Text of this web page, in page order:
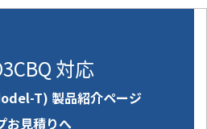
対応
T) 製品紹介ページ
お見積りへ